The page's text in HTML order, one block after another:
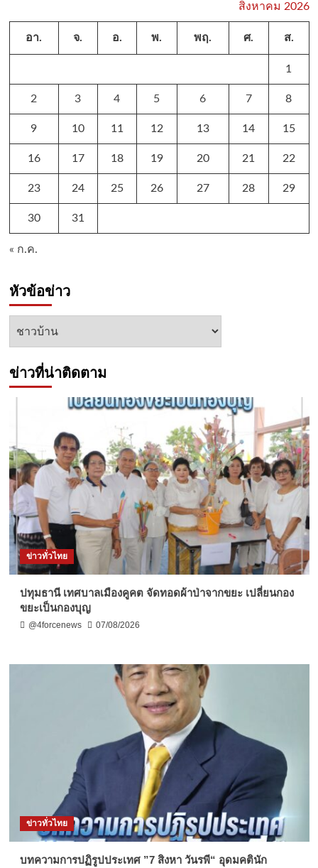
สิงหาคม 2026
อา. จ. อ. พ. พฤ. ศ. ส.
1
2 3 4 5 6 7 8
9 10 11 12 13 14 15
16 17 18 19 20 21 22
23 24 25 26 27 28 29
30 31
« ก.ค.
หัวข้อข่าว
ข่าวที่น่าติดตาม
ข่าวทั่วไทย
ปทุมธานี เทศบาลเมืองคูคต จัดทอดผ้าป่าจากขยะ เปลี่ยนกอง
ขยะเป็นกองบุญ
@4forcenews 07/08/2026
ข่าวทั่วไทย
บทความการปฏิรูปประเทศ ”7 สิงหา วันรพี“ อุดมคตินัก